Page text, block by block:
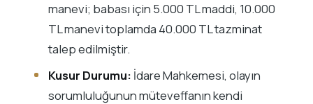
manevi; babası için 5.000 TL maddi, 10.000
TL manevi toplamda 40.000 TL tazminat
talep edilmiştir.
Kusur Durumu: İdare Mahkemesi, olayın
sorumluluğunun müteveffanın kendi